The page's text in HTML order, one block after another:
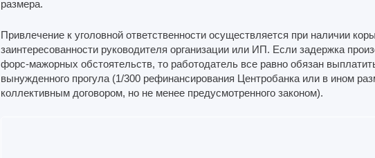
размера.
Привлечение к уголовной ответственности осуществляется при наличии
заинтересованности руководителя организации или ИП. Если задержка
форс-мажорных обстоятельств, то работодатель все равно обязан
вынужденного прогула (1/300 рефинансирования Центробанка или в ином
коллективным договором, но не менее предусмотренного законом).